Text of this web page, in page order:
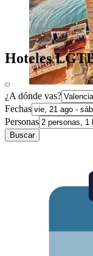
Hoteles
¿A dónde vas?
Fechas
Personas
Buscar